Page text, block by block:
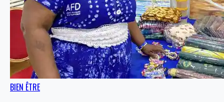
BIEN ÊTRE